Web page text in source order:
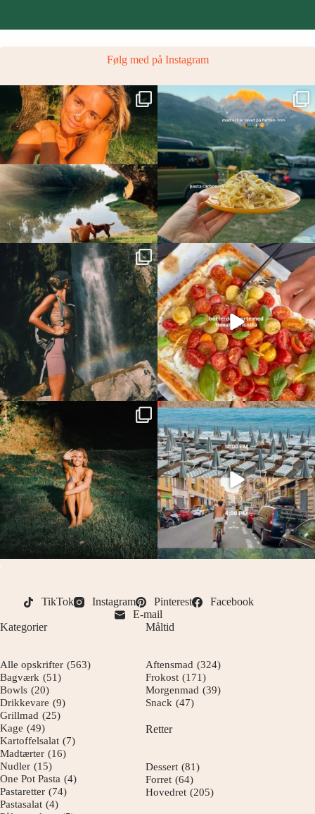
Følg med på Instagram
TikTok Instagram Pinterest
Facebook
E-mail
Kategorier
Alle opskrifter (563)
Bagværk (51)
Bowls (20)
Drikkevare (9)
Grillmad (25)
Kage (49)
Kartoffelsalat (7)
Madtærter (16)
Nudler (15)
One Pot Pasta (4)
Pastaretter (74)
Pastasalat (4)
Måltid
Aftensmad (324)
Frokost (171)
Morgenmad (39)
Snack (47)
Retter
Dessert (81)
Forret (64)
Hovedret (205)